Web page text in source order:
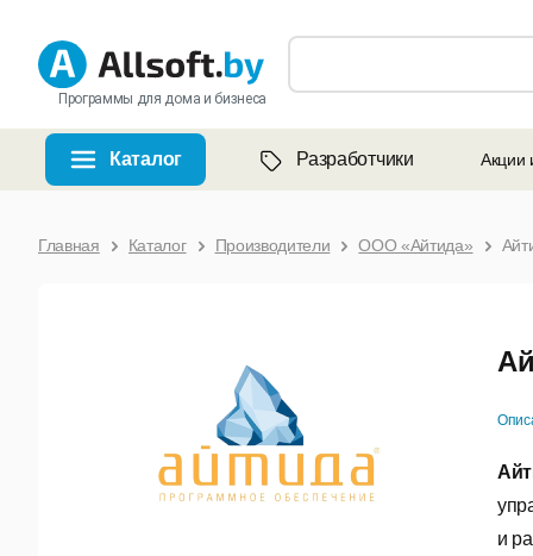
Программы для дома и бизнеса
Каталог Разработчики Акции
Главная Каталог Производители ООО «Айтида»
и